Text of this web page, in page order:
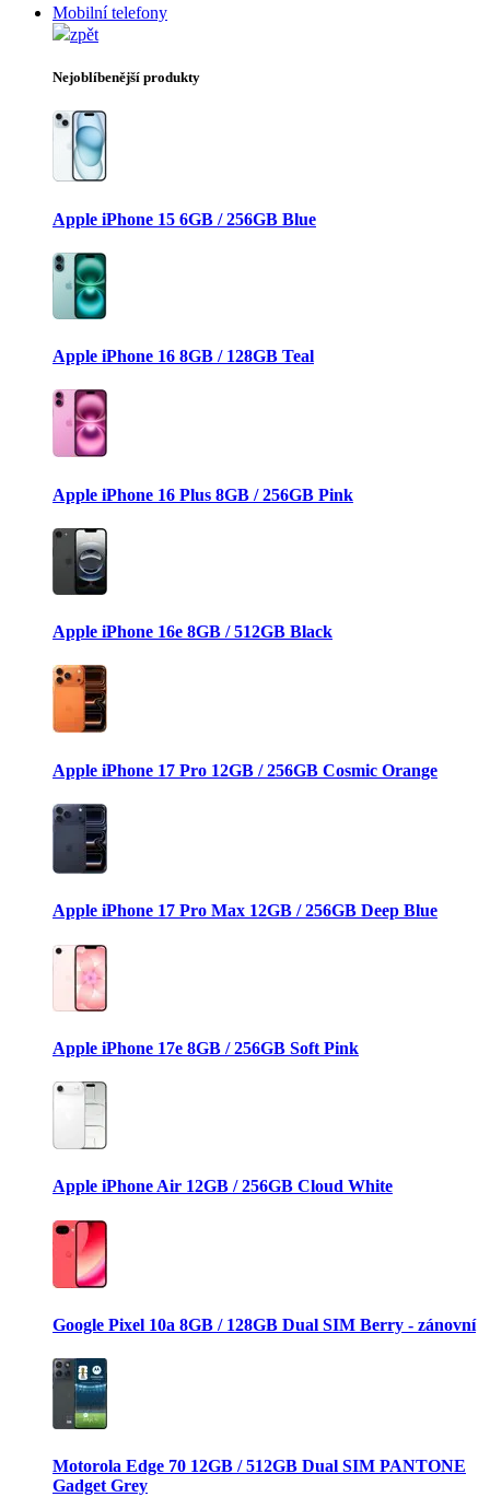
Mobilní telefony
zpět
Nejoblíbenější produkty
Apple iPhone 15 6GB / 256GB Blue
Apple iPhone 16 8GB / 128GB Teal
Apple iPhone 16 Plus 8GB / 256GB Pink
Apple iPhone 16e 8GB / 512GB Black
Apple iPhone 17 Pro 12GB / 256GB Cosmic Orange
Apple iPhone 17 Pro Max 12GB / 256GB Deep Blue
Apple iPhone 17e 8GB / 256GB Soft Pink
Apple iPhone Air 12GB / 256GB Cloud White
Google Pixel 10a 8GB / 128GB Dual SIM Berry - zánovní
Motorola Edge 70 12GB / 512GB Dual SIM PANTONE
Gadget Grey